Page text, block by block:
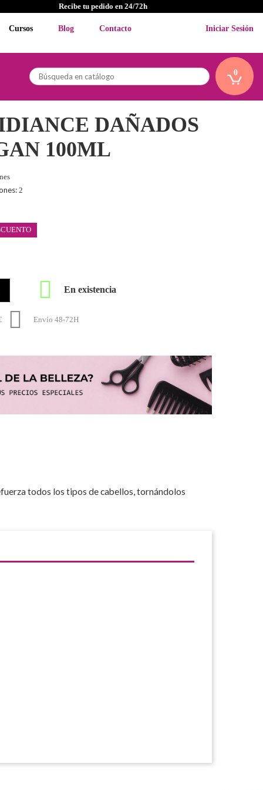
Recibe tu pedido en 24/72h
Cursos Blog Contacto Iniciar Sesión
0
DAÑADOS
100ML
2
 En existencia
 Envío 48-72H
todos los tipos de cabellos, tornándolos